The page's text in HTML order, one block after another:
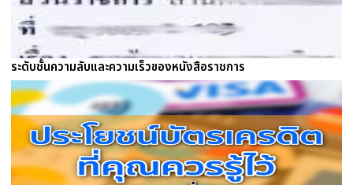
ระดับชั้นความลับและความเร็วของหนังสือราชการ